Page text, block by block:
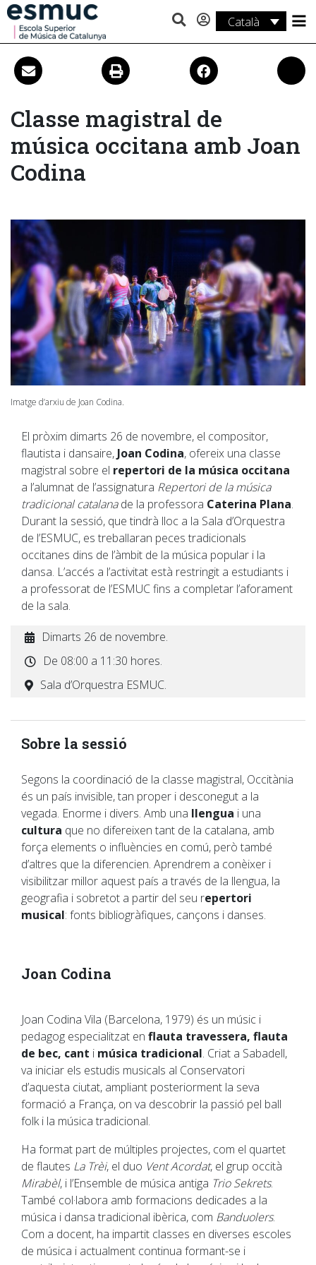
Català
Estudis
Recerca
Activitats
Classe magistral de
música occitana amb Joan
Codina
Imatge d’arxiu de Joan Codina.
El pròxim dimarts 26 de novembre, el compositor,
flautista i dansaire, Joan Codina, ofereix una classe
magistral sobre el repertori de la música occitana
a l’alumnat de l’assignatura Repertori de la música
tradicional catalanade la professora Caterina Plana.
Durant la sessió, que tindrà lloc a la Sala d’Orquestra
de l’ESMUC, es treballaran peces tradicionals
occitanes dins de l’àmbit de la música popular i la
dansa. L’accés a l’activitat està restringit a estudiants i
a professorat de l’ESMUC fins a completar l’aforament
de la sala.
Dimarts 26 de novembre.
De 08:00 a 11:30 hores.
Sala d’Orquestra ESMUC.
Sobre la sessió
Segons la coordinació de la classe magistral, Occitània
és un país invisible, tan proper i desconegut a la
vegada. Enorme i divers. Amb una llengua i una
cultura que no difereixen tant de la catalana, amb
força elements o influències en comú, però també
d’altres que la diferencien. Aprendrem a conèixer i
visibilitzar millor aquest país a través de la llengua, la
geografia i sobretot a partir del seu repertori
musical: fonts bibliogràfiques, cançons i danses.
Joan Codina
Joan Codina Vila (Barcelona, 1979) és un músic i
pedagog especialitzat en flauta travessera, flauta
de bec, cant i música tradicional. Criat a Sabadell,
va iniciar els estudis musicals al Conservatori
d’aquesta ciutat, ampliant posteriorment la seva
formació a França, on va descobrir la passió pel ball
folk i la música tradicional.
Ha format part de múltiples projectes, com el quartet
de flautes La Trèi, el duo Vent Acordat, el grup occità
Mirabèl, i l’Ensemble de música antiga Trio Sekrets.
També col·labora amb formacions dedicades a la
música i dansa tradicional ibèrica, com Banduolers.
Com a docent, ha impartit classes en diverses escoles
de música i actualment continua formant-se i